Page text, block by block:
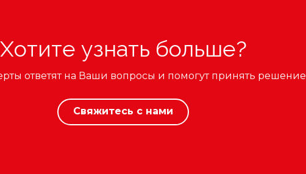
Хотите узнать больше?
ответят на Ваши вопросы и помогут принять решение
Свяжитесь с нами